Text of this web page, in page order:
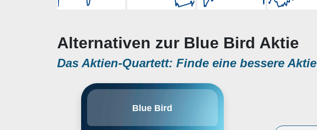
Alternativen zur Blue Bird Aktie
Das Aktien-Quartett: Finde eine bessere Aktie
Blue Bird
design and manufacture of school
Bus and Parts segments. The Bus